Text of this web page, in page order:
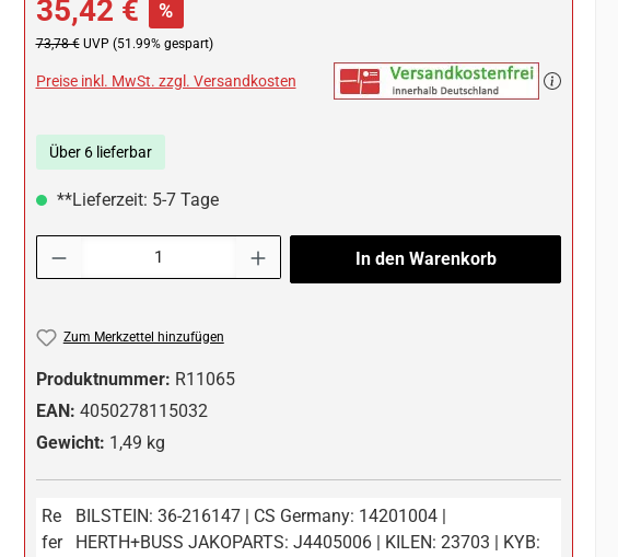
35,42 € %
Regulärer Preis:
73,78 € UVP (51.99% gespart)
Preise inkl. MwSt. zzgl. Versandkosten
Über 6 lieferbar
**Lieferzeit: 5-7 Tage
In den Warenkorb
Zum Merkzettel hinzufügen
Produktnummer: R11065
EAN: 4050278115032
Gewicht: 1,49 kg
Re
fer
BILSTEIN: 36-216147 | CS Germany: 14201004 |
HERTH+BUSS JAKOPARTS: J4405006 | KILEN: 23703 | KYB: